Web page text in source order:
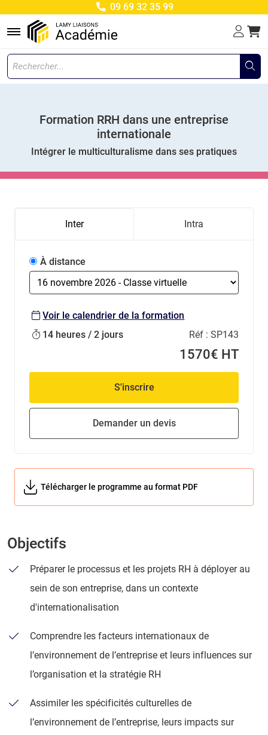
09 69 32 35 99
Menu
Formation RRH dans une entreprise
internationale
Intégrer le multiculturalisme dans ses pratiques
Inter Intra
À distance
Voir le calendrier de la formation
14 heures / 2 jours
Réf : SP143
1570€ HT
S'inscrire
Demander un devis
Télécharger le programme au format PDF
Objectifs
Préparer le processus et les projets RH à déployer au
sein de son entreprise, dans un contexte
d'internationalisation
Comprendre les facteurs internationaux de
l’environnement de l’entreprise et leurs influences sur
l’organisation et la stratégie RH
Assimiler les spécificités culturelles de
l’environnement de l’entreprise, leurs impacts sur